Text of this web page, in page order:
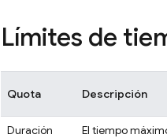
Límites de
Quota Descripción
Duración
El tiempo